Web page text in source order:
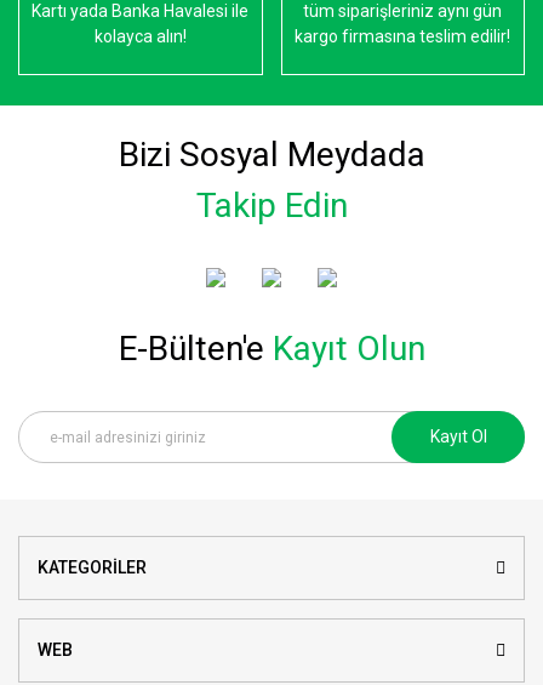
Kartı yada Banka Havalesi ile
kolayca alın!
tüm siparişleriniz aynı gün
kargo firmasına teslim edilir!
Bizi Sosyal Meydada
Takip Edin
E-Bülten'e Kayıt Olun
Kayıt Ol
KATEGORİLER
WEB